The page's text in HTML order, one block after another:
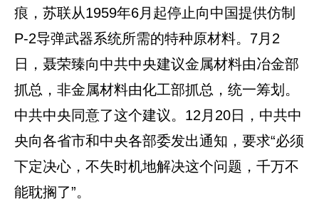
痕，苏联从1959年6月起停止向中国提供仿制
P-2导弹武器系统所需的特种原材料。7月2
日，聂荣臻向中共中央建议金属材料由冶金部
抓总，非金属材料由化工部抓总，统一筹划。
中共中央同意了这个建议。12月20日，中共中
央向各省市和中央各部委发出通知，要求“必须
下定决心，不失时机地解决这个问题，千万不
能耽搁了”。